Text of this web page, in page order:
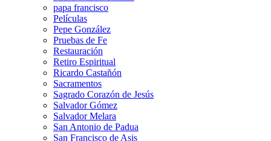
papa francisco
Películas
Pepe González
Pruebas de Fe
Restauración
Retiro Espiritual
Ricardo Castañón
Sacramentos
Sagrado Corazón de Jesús
Salvador Gómez
Salvador Melara
San Antonio de Padua
San Francisco de Asis